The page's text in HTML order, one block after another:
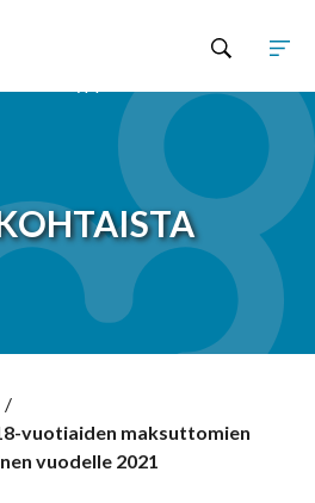
/
vuotiaiden maksuttomien
vuodelle 2021